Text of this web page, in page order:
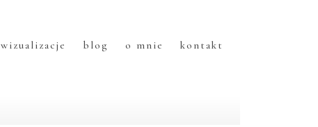
wizualizacje blog o mnie kontakt